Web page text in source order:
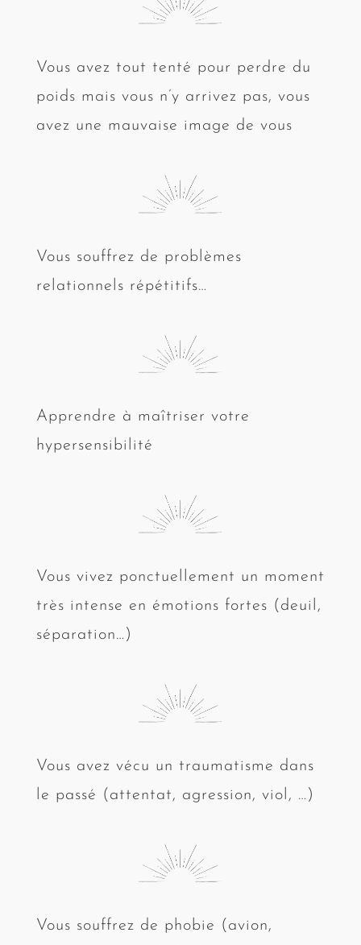
Vous avez tout tenté pour perdre du
poids mais vous n’y arrivez pas, vous
avez une mauvaise image de vous
Vous souffrez de problèmes
relationnels répétitifs…
Apprendre à maîtriser votre
hypersensibilité
Vous vivez ponctuellement un moment
très intense en émotions fortes (deuil,
séparation…)
Vous avez vécu un traumatisme dans
le passé (attentat, agression, viol, …)
Vous souffrez de phobie (avion,